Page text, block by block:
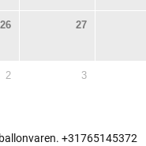
26 27
2 3
+31765145372